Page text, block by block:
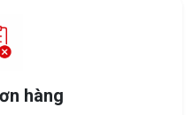
hàng